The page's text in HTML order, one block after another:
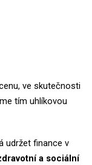
ve skutečnosti
tím uhlíkovou
udržet finance v
a sociální